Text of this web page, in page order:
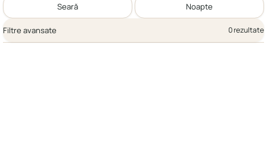
Seară Noapte
Filtre avansate 0 rezultate